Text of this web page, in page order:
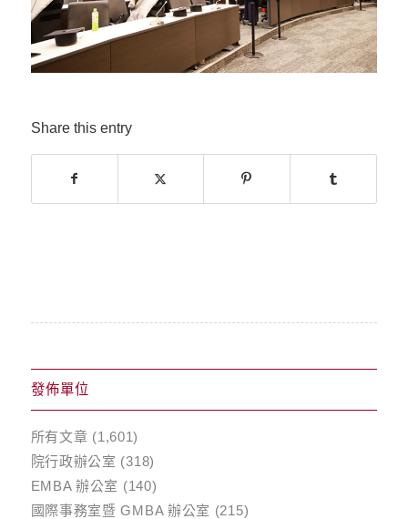
Share this entry
發佈單位
所有文章 (1,601)
院行政辦公室 (318)
EMBA 辦公室 (140)
國際事務室暨 GMBA 辦公室 (215)